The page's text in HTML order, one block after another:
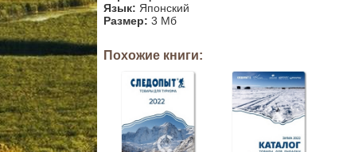
Язык: Японский
Размер: 3 Мб
Похожие книги: